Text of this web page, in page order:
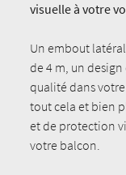
visuelle à votre
Un embout
de 4 m, un
qualité dans
tout cela et bien
et de protection
votre balcon.